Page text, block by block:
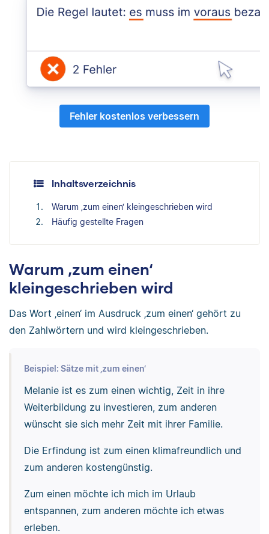
Fehler kostenlos verbessern
Inhaltsverzeichnis
Warum ‚zum einen‘ kleingeschrieben wird
Häufig gestellte Fragen
Warum ‚zum einen‘
kleingeschrieben wird
Das Wort ‚einen‘ im Ausdruck ‚zum einen‘ gehört zu
den Zahlwörtern und wird kleingeschrieben.
Beispiel: Sätze mit ‚zum einen‘
Melanie ist es zum einen wichtig, Zeit in ihre
Weiterbildung zu investieren, zum anderen
wünscht sie sich mehr Zeit mit ihrer Familie.
Die Erfindung ist zum einen klimafreundlich und
zum anderen kostengünstig.
Zum einen möchte ich mich im Urlaub
entspannen, zum anderen möchte ich etwas
erleben.